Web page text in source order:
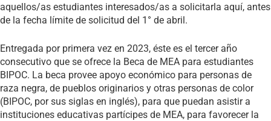
aquellos/as estudiantes interesados/as a solicitarla aquí, antes
de la fecha límite de solicitud del 1° de abril.
Entregada por primera vez en 2023, éste es el tercer año
consecutivo que se ofrece la Beca de MEA para estudiantes
BIPOC. La beca provee apoyo económico para personas de
raza negra, de pueblos originarios y otras personas de color
(BIPOC, por sus siglas en inglés), para que puedan asistir a
instituciones educativas partícipes de MEA, para favorecer la